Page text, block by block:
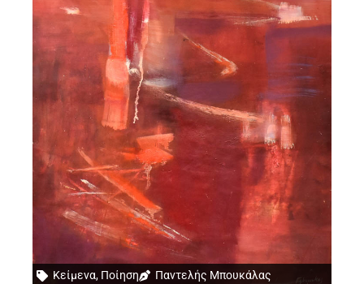
Κείμενα, Ποίηση Παντελής Μπουκάλας